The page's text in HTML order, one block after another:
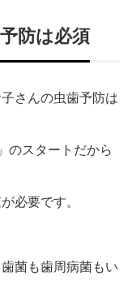
防は必須
さんの虫歯予防は
のスタートだから
必要です。
菌も歯周病菌もい